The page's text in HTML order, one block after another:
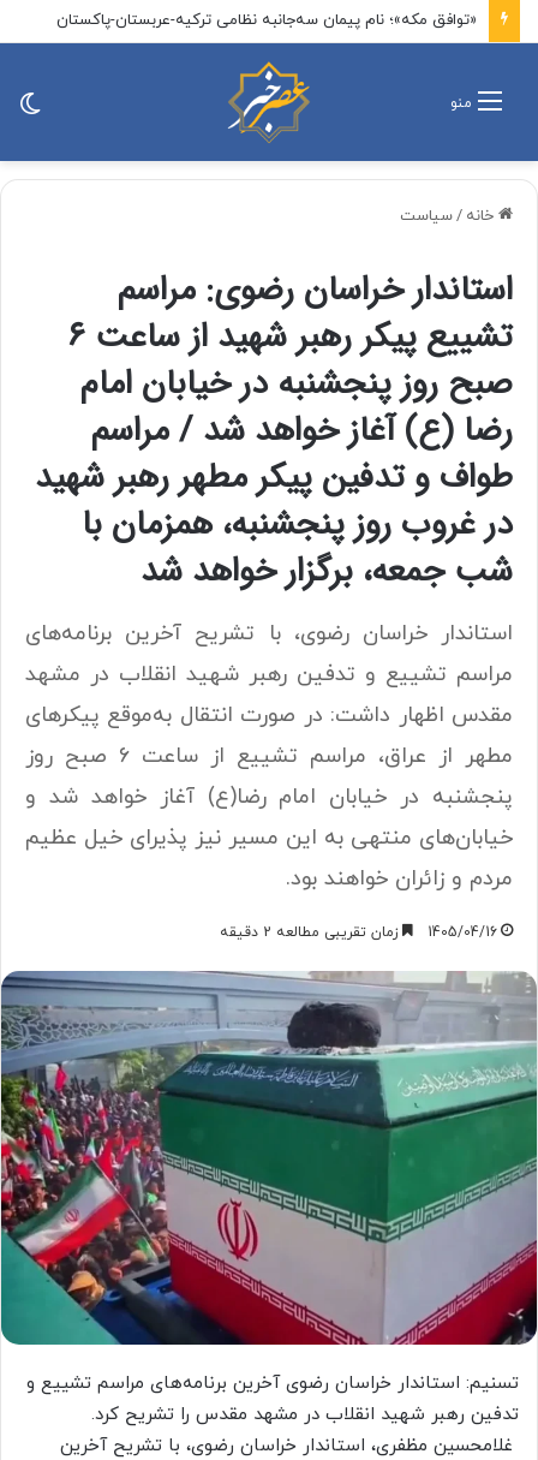
«توافق مکه»؛ نام پیمان سه‌جانبه نظامی ترکیه-عربستان-پاکستان
منو
خانه /سیاست
استاندار خراسان رضوی: مراسم
تشییع پیکر رهبر شهید از ساعت ۶
صبح روز پنجشنبه در خیابان امام
رضا (ع) آغاز خواهد شد / مراسم
طواف و تدفین پیکر مطهر رهبر شهید
در غروب روز پنجشنبه، همزمان با
شب جمعه، برگزار خواهد شد
استاندار خراسان رضوی، با تشریح آخرین برنامه‌های
مراسم تشییع و تدفین رهبر شهید انقلاب در مشهد
مقدس‌ اظهار داشت: در صورت انتقال به‌موقع پیکرهای
مطهر از عراق، مراسم تشییع از ساعت 6 صبح روز
پنجشنبه در خیابان امام رضا(ع) آغاز خواهد شد و
خیابان‌های منتهی به این مسیر نیز پذیرای خیل عظیم
مردم و زائران خواهند بود.
1405/04/16 زمان تقریبی مطالعه 2 دقیقه
تسنیم: استاندار خراسان رضوی آخرین برنامه‌های مراسم تشییع و
تدفین رهبر شهید انقلاب در مشهد مقدس‌ را تشریح کرد.
غلامحسین مظفری، استاندار خراسان رضوی، با تشریح آخرین